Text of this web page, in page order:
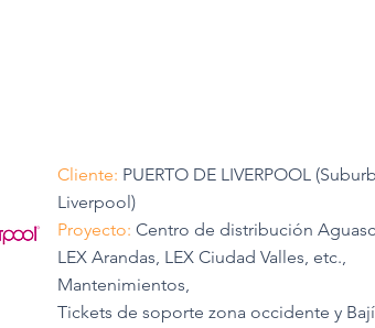
Cliente: PUERTO DE LIVERPOOL
Liverpool)
Proyecto: Centro de distribución
LEX Arandas, LEX Ciudad Valles, etc.,
Mantenimientos,
Tickets de soporte zona occidente y